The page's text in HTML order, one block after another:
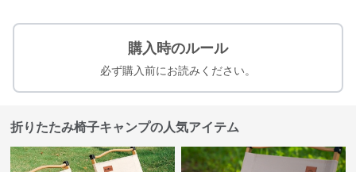
購入時のルール
必ず購入前にお読みください。
折りたたみ椅子キャンプの人気アイテム